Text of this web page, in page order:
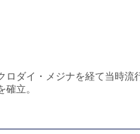
ダイ・メジナを経て当時流
立。